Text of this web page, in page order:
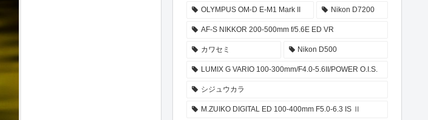
OLYMPUS OM-D E-M1 Mark II Nikon D7200
AF-S NIKKOR 200-500mm f/5.6E ED VR
カワセミ Nikon D500
LUMIX G VARIO 100-300mm/F4.0-5.6II/POWER O.I.S.
シジュウカラ
M.ZUIKO DIGITAL ED 100-400mm F5.0-6.3 IS Ⅱ